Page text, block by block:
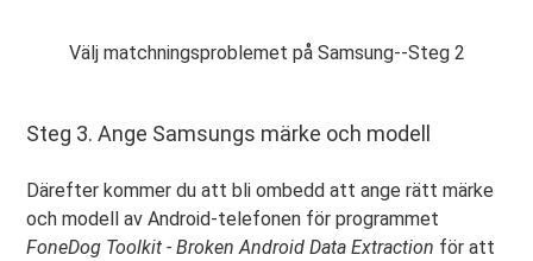
Välj matchningsproblemet på Samsung--Steg 2
Steg 3. Ange Samsungs märke och modell
Därefter kommer du att bli ombedd att ange rätt märke
och modell av Android-telefonen för programmet
FoneDog Toolkit - Broken Android Data Extraction för att